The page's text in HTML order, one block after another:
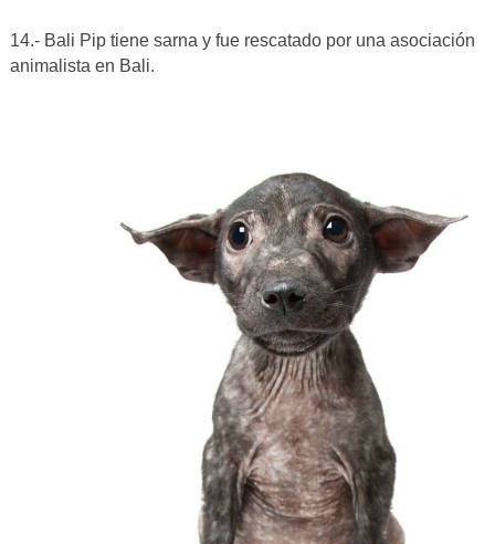
14.- Bali Pip tiene sarna y fue rescatado por una asociación
animalista en Bali.